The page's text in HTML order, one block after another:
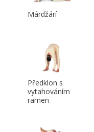
Márdžárí
Předklon s
vytahováním
ramen